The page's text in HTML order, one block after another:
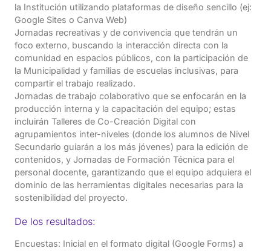
la Institución utilizando plataformas de diseño sencillo (ej:
Google Sites o Canva Web)
Jornadas recreativas y de convivencia que tendrán un
foco externo, buscando la interacción directa con la
comunidad en espacios públicos, con la participación de
la Municipalidad y familias de escuelas inclusivas, para
compartir el trabajo realizado.
Jornadas de trabajo colaborativo que se enfocarán en la
producción interna y la capacitación del equipo; estas
incluirán Talleres de Co-Creación Digital con
agrupamientos inter-niveles (donde los alumnos de Nivel
Secundario guiarán a los más jóvenes) para la edición de
contenidos, y Jornadas de Formación Técnica para el
personal docente, garantizando que el equipo adquiera el
dominio de las herramientas digitales necesarias para la
sostenibilidad del proyecto.
De los resultados:
Encuestas: Inicial en el formato digital (Google Forms) a